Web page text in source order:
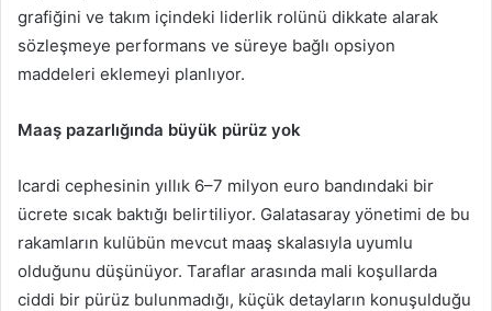
grafiğini ve takım içindeki liderlik rolünü dikkate alarak
sözleşmeye performans ve süreye bağlı opsiyon
maddeleri eklemeyi planlıyor.
Maaş pazarlığında büyük pürüz yok
Icardi cephesinin yıllık 6–7 milyon euro bandındaki bir
ücrete sıcak baktığı belirtiliyor. Galatasaray yönetimi de bu
rakamların kulübün mevcut maaş skalasıyla uyumlu
olduğunu düşünüyor. Taraflar arasında mali koşullarda
ciddi bir pürüz bulunmadığı, küçük detayların konuşulduğu